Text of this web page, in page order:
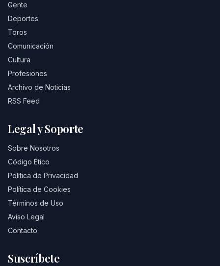
Gente
Deportes
Toros
Comunicación
Cultura
Profesiones
Archivo de Noticias
RSS Feed
Legal y Soporte
Sobre Nosotros
Código Ético
Política de Privacidad
Política de Cookies
Términos de Uso
Aviso Legal
Contacto
Suscríbete